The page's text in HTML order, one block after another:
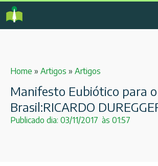
Home » Artigos » Artigos
Manifesto Eubiótico para o
Brasil:RICARDO
Publicado dia: 03/11/2017 às 01:57